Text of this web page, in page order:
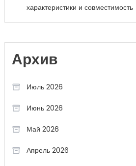
характеристики и совместимость
Архив
Июль 2026
Июнь 2026
Май 2026
Апрель 2026